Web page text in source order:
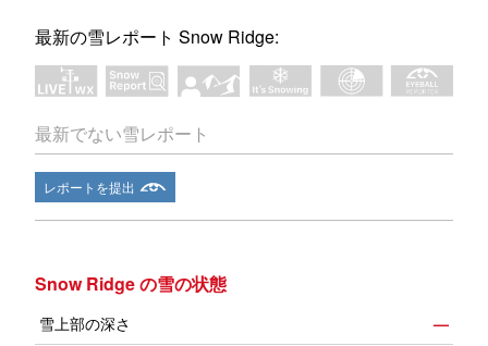
最新の雪レポート Snow Ridge:
最新でない雪レポート
レポートを提出
Snow Ridge の雪の状態
雪上部の深さ
—